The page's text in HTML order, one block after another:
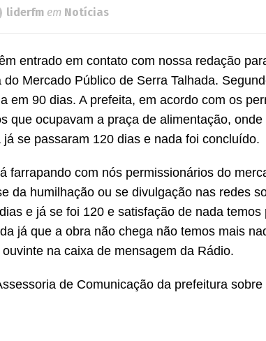
liderfm em Notícias
entrado em contato com nossa redação
Mercado Público de Serra Talhada.
em 90 dias. A prefeita, em acordo com os
que ocupavam a praça de alimentação,
se passaram 120 dias e nada foi concluído.
farrapando com nós permissionários do
da humilhação ou se divulgação nas redes
e já se foi 120 e satisfação de nada
já que a obra não chega não temos mais
na caixa de mensagem da Rádio.
de Comunicação da prefeitura